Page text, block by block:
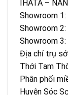
IHATA –
Showroom 1:
Showroom 2:
Showroom 3:
Địa chỉ trụ
Thới Tam
Phân phối
Huyện Sóc